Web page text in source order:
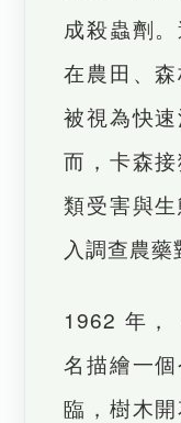
成殺蟲劑
在農田、
被視為快
而，卡森
類受害與
入調查農藥
1962 年，
名描繪一
臨，樹木